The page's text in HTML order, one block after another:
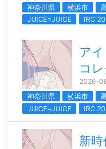
神奈川県 横浜市
JUICE=JUICE
IRC
ア
コ
2026-
神奈川県
横浜市
JUICE=JUICE
IRC
新